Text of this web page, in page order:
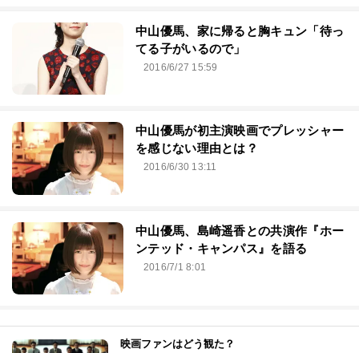
中山優馬、家に帰ると胸キュン「待っ
てる子がいるので」
2016/6/27 15:59
中山優馬が初主演映画でプレッシャー
を感じない理由とは？
2016/6/30 13:11
中山優馬、島崎遥香との共演作『ホー
ンテッド・キャンパス』を語る
2016/7/1 8:01
映画ファンはどう観た？